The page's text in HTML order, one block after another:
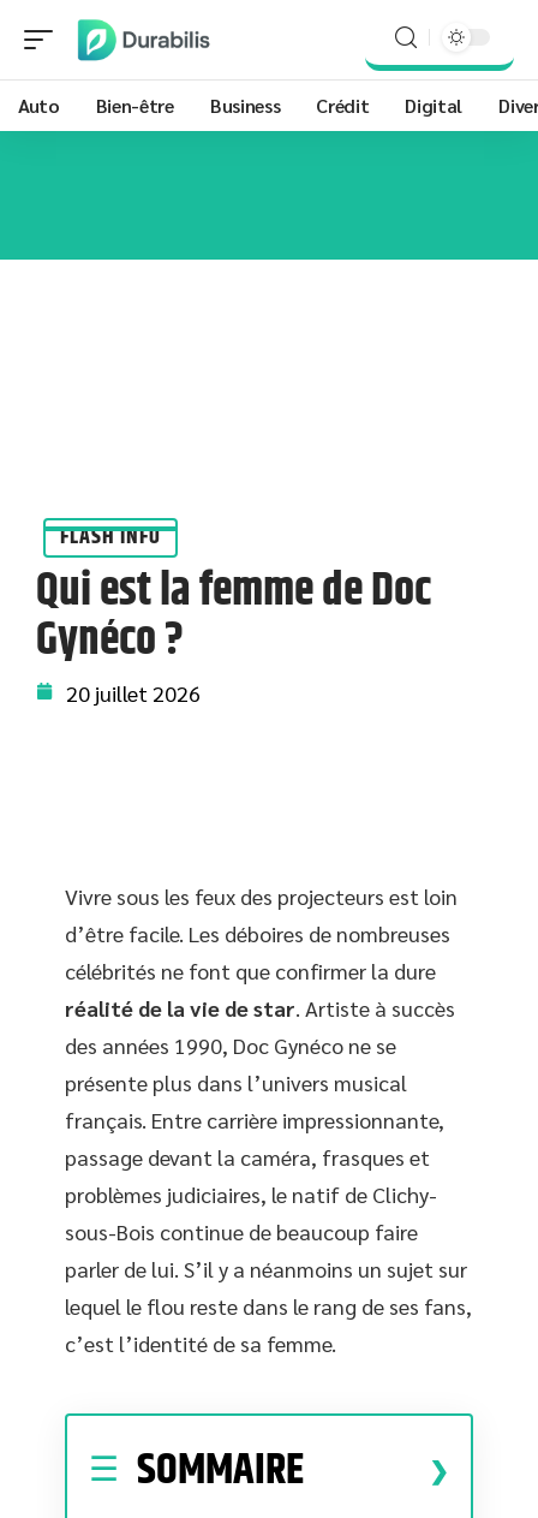
Auto Bien-être Business Crédit Digital
FLASH INFO
Qui est la femme de Doc
Gynéco ?
20 juillet 2026
Vivre sous les feux des projecteurs est loin
d’être facile. Les déboires de nombreuses
célébrités ne font que confirmer la dure
réalité de la vie de star. Artiste à succès
des années 1990, Doc Gynéco ne se
présente plus dans l’univers musical
français. Entre carrière impressionnante,
passage devant la caméra, frasques et
problèmes judiciaires, le natif de Clichy-
sous-Bois continue de beaucoup faire
parler de lui. S’il y a néanmoins un sujet sur
lequel le flou reste dans le rang de ses fans,
c’est l’identité de sa femme.
SOMMAIRE